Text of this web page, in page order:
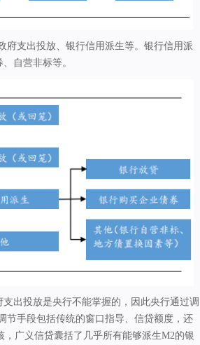
府支出投放、银行信用派生等。银行信用派
自营非标等。
出投放是央行不能掌握的，因此央行通过调
节手段包括传统的窗口指导、信贷额度，还
广义信贷囊括了几乎所有能够派生M2的银